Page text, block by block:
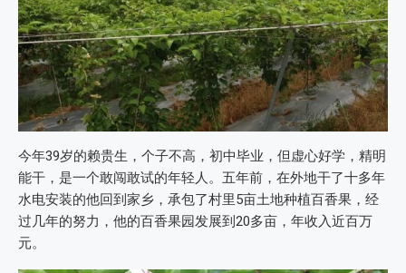
今年39岁的赖贵生，个子不高，初中毕业，但虚心好学，精明
能干，是一个敢闯敢试的年轻人。五年前，在外地干了十多年
水电安装的他回到家乡，承包了村里5亩土地种植百香果，经
过几年的努力，他的百香果园发展到20多亩，年收入近百万
元。